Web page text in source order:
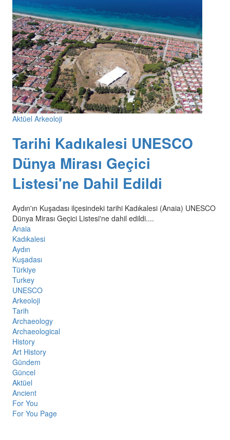
Aktüel Arkeoloji
Tarihi Kadıkalesi UNESCO
Dünya Mirası Geçici
Listesi'ne Dahil Edildi
Aydın'ın Kuşadası ilçesindeki tarihi Kadıkalesi (Anaia) UNESCO
Dünya Mirası Geçici Listesi'ne dahil edildi....
Anaia
Kadıkalesi
Aydın
Kuşadası
Türkiye
Turkey
UNESCO
Arkeoloji
Tarih
Archaeology
Archaeological
History
Art History
Gündem
Güncel
Aktüel
Ancient
For You
For You Page